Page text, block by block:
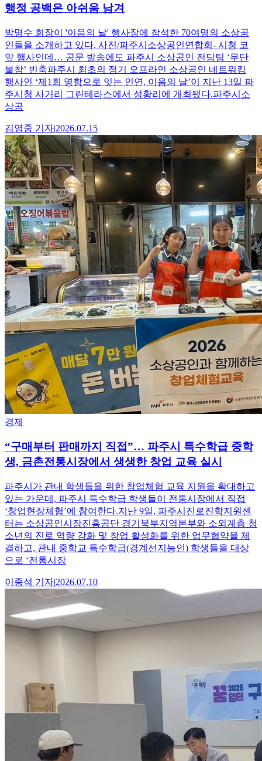
행정 공백은 아쉬움 남겨
박명수 회장이 '이음의 날' 행사장에 참석한 70여명의 소상공
인들을 소개하고 있다. 사진/파주시소상공인연합회- 시청 코
앞 행사인데… 공문 발송에도 파주시 소상공인 전담팀 ‘무단
불참’ 빈축파주시 최초의 정기 오프라인 소상공인 네트워킹
행사인 ‘제1회 명함으로 잇는 인연, 이음의 날’이 지난 13일 파
주시청 사거리 그린테라스에서 성황리에 개최됐다.파주시소
상공
김영중 기자|2026.07.15
경제
“구매부터 판매까지 직접”… 파주시 특수학급 중학
생, 금촌전통시장에서 생생한 창업 교육 실시
파주시가 관내 학생들을 위한 창업체험 교육 지원을 확대하고
있는 가운데, 파주시 특수학급 학생들이 전통시장에서 직접
‘창업현장체험’에 참여한다.지난 9일, 파주시진로진학지원센
터는 소상공인시장진흥공단 경기북부지역본부와 소외계층 청
소년의 진로 역량 강화 및 창업 활성화를 위한 업무협약을 체
결하고, 관내 중학교 특수학급(경계선지능인) 학생들을 대상
으로 ‘전통시장
이종석 기자|2026.07.10